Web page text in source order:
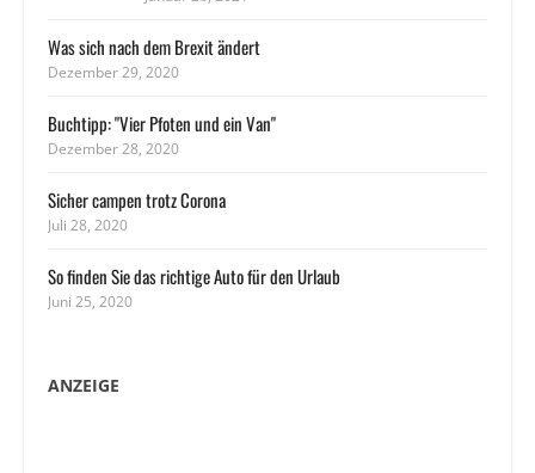
Was sich nach dem Brexit ändert
Dezember 29, 2020
Buchtipp: "Vier Pfoten und ein Van"
Dezember 28, 2020
Sicher campen trotz Corona
Juli 28, 2020
So finden Sie das richtige Auto für den Urlaub
Juni 25, 2020
ANZEIGE